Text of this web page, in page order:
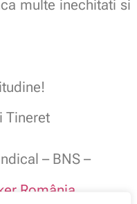
multe inechitati si
Tineret
– BNS –
România